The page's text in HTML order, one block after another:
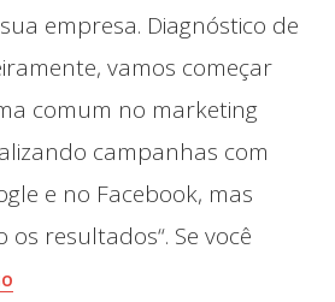
empresa. Diagnóstico de
vamos começar
comum no marketing
campanhas com
e no Facebook, mas
resultados“. Se você